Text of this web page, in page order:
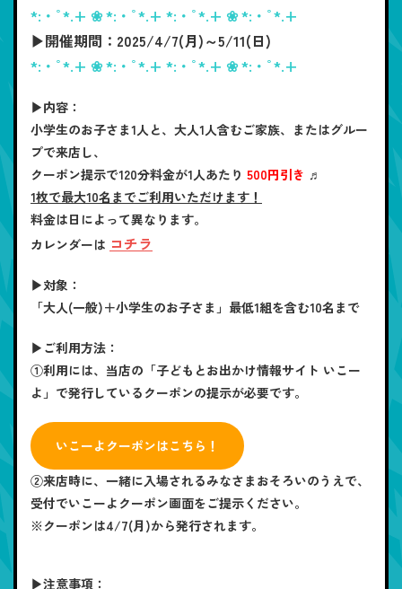
*:・ﾟ*.+ ❀ *:・ﾟ*.+ *:・ﾟ*.+ ❀ *:・ﾟ*.+
▶開催期間：2025/4/7(月)～5/11(日)
*:・ﾟ*.+ ❀ *:・ﾟ*.+ *:・ﾟ*.+ ❀ *:・ﾟ*.+
▶内容：
小学生のお子さま1人と、大人1人含むご家族、またはグルー
プで来店し、
クーポン提示で120分料金が1人あたり 500円引き ♬
1枚で最大10名までご利用いただけます！
料金は日によって異なります。
カレンダーは コチラ
▶対象：
「大人(一般)＋小学生のお子さま」最低1組を含む10名まで
▶ご利用方法：
①利用には、当店の「子どもとお出かけ情報サイト いこー
よ」で発行しているクーポンの提示が必要です。
いこーよクーポンはこちら！
②来店時に、一緒に入場されるみなさまおそろいのうえで、
受付でいこーよクーポン画面をご提示ください。
※クーポンは4/7(月)から発行されます。
▶注意事項：